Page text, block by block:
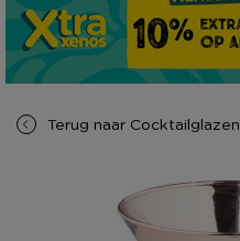
Terug naar Cocktailglazen